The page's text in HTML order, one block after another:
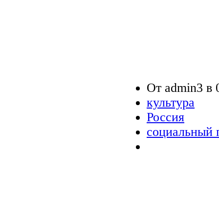
От admin3 в
культура
Россия
социальный